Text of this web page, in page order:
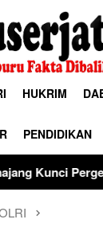
HUKRIM
PENDIDIKAN
di Ranupani